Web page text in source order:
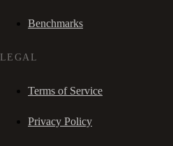
Benchmarks
LEGAL
Terms of Service
Privacy Policy